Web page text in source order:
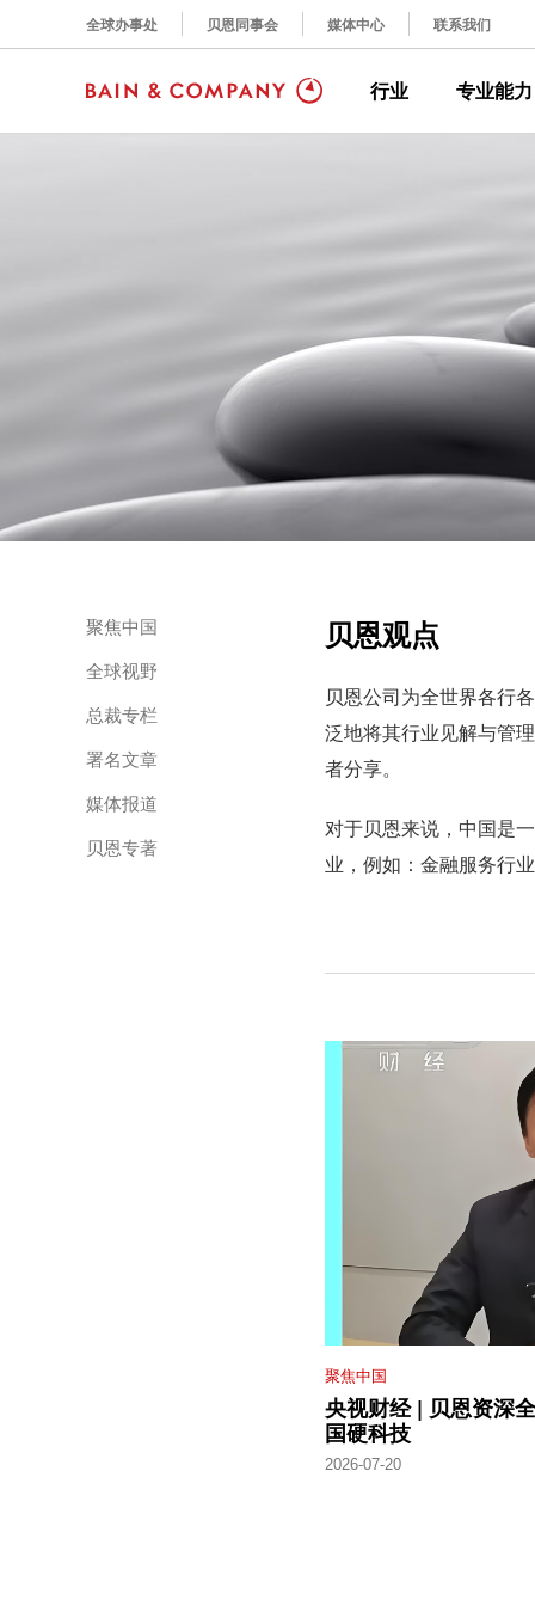
全球办事处 贝恩同事会 媒体中心 联系我们
行业 专业能力
聚焦中国
全球视野
总裁专栏
署名文章
媒体报道
贝恩专著
贝恩观点
贝恩公司为全世界各行
泛地将其行业见解与管
者分享。
对于贝恩来说，中国是
业，例如：金融服务行
聚焦中国
央视财经 | 贝恩资深
国硬科技
2026-07-20